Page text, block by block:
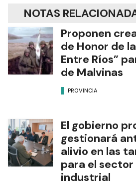
NOTAS
Proponen
de Honor de
Entre Ríos”
de Malvinas
PROVINCIA
El gobierno
gestionará
alivio en las
para el
industrial